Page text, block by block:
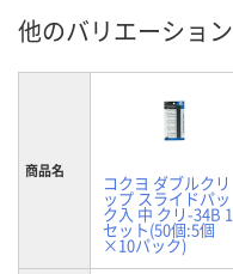
他のバリエーション
商品名
コクヨ ダブルクリ
ップ スライドパッ
ク入 中 クリ-34B 1
セット(50個:5個
×10パック)